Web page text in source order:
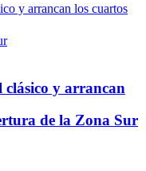
clásico y arrancan
de la Zona Sur